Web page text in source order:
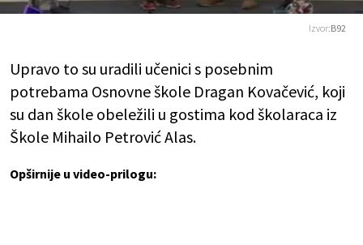
Izvor:B92
Upravo to su uradili učenici s posebnim
potrebama Osnovne škole Dragan Kovačević, koji
su dan škole obeležili u gostima kod školaraca iz
Škole Mihailo Petrović Alas.
Opširnije u video-prilogu: